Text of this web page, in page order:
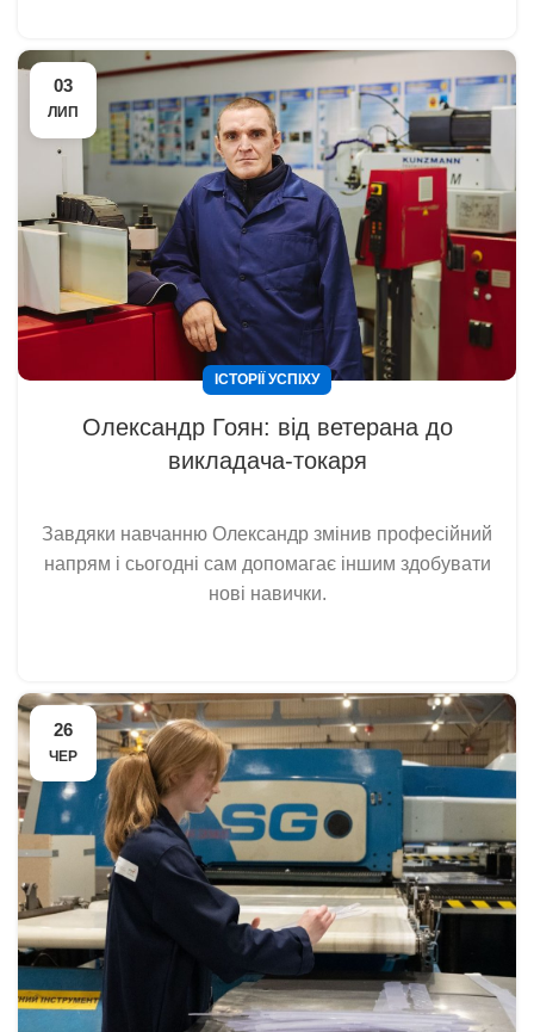
03
ЛИП
ІСТОРІЇ УСПІХУ
Олександр Гоян: від ветерана до
викладача-токаря
Завдяки навчанню Олександр змінив професійний
напрям і сьогодні сам допомагає іншим здобувати
нові навички.
26
ЧЕР